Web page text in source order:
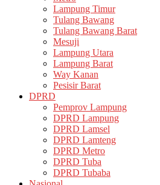
Lampung Timur
Tulang Bawang
Tulang Bawang Barat
Mesuji
Lampung Utara
Lampung Barat
Way Kanan
Pesisir Barat
DPRD
Pemprov Lampung
DPRD Lampung
DPRD Lamsel
DPRD Lamteng
DPRD Metro
DPRD Tuba
DPRD Tubaba